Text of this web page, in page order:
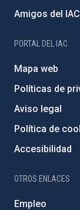
Amigos del IAC
PORTAL DEL IAC
Mapa web
Políticas de
Aviso legal
Política de
Accesibilidad
OTROS ENLACES
Empleo